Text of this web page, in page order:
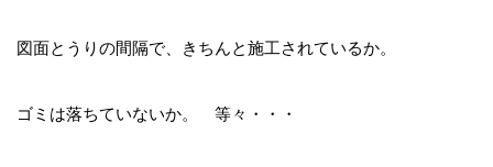
図面とうりの間隔で、きちんと施工されているか。
ゴミは落ちていないか。 等々・・・